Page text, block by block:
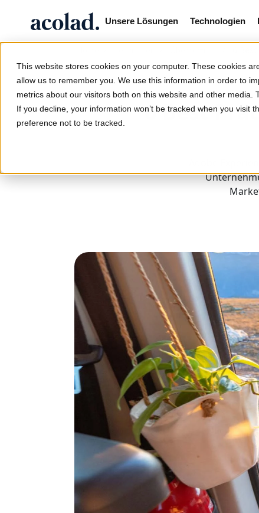
This website stores cookies on your computer. These cookies
allow us to remember you. We use this information in order to
metrics about our visitors both on this website and other
If you decline, your information won’t be tracked when you visit
preference not to be tracked.
Unsere Lösungen Technologien
6 Best
Adobe